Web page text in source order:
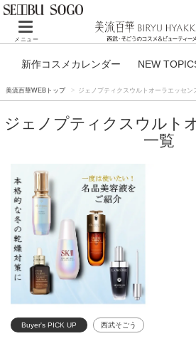
Toggle navigation
メニュー
新作コスメカレンダー NEW
美流百華WEBトップ ジェノプティクスウルトオーラエッセン
ジェノプティクスウルト
一覧
Buyer's PICK UP 西武そごう